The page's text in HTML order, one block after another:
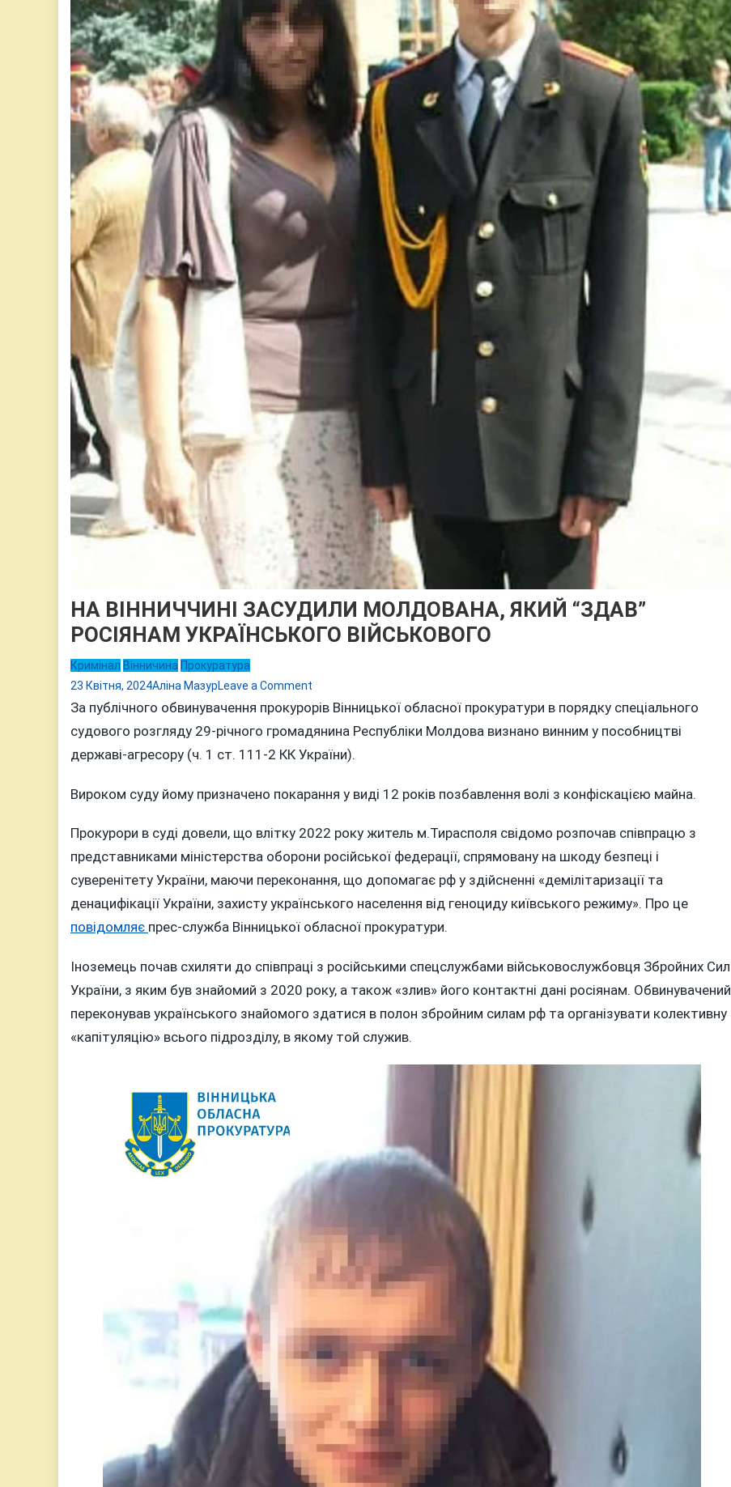
НА ВІННИЧЧИНІ ЗАСУДИЛИ МОЛДОВАНА, ЯКИЙ “ЗДАВ”
РОСІЯНАМ УКРАЇНСЬКОГО ВІЙСЬКОВОГО
Кримінал Вінничина Прокуратура
23 Квітня, 2024Аліна МазурLeave a Comment
НА
ВІННИЧЧИНІ
ЗАСУДИЛИ
МОЛДОВАНА,
РОСІЯНАМ
ВІЙСЬКОВОГО
За публічного обвинувачення прокурорів Вінницької обласної прокуратури в порядку спеціального
судового розгляду 29-річного громадянина Республіки Молдова визнано винним у пособництві
державі-агресору (ч. 1 ст. 111-2 КК України).
Вироком суду йому призначено покарання у виді 12 років позбавлення волі з конфіскацією майна.
Прокурори в суді довели, що влітку 2022 року житель м.Тирасполя свідомо розпочав співпрацю з
представниками міністерства оборони російської федерації, спрямовану на шкоду безпеці і
суверенітету України, маючи переконання, що допомагає рф у здійсненні «демілітаризації та
денацифікації України, захисту українського населення від геноциду київського режиму». Про це
повідомляє прес-служба Вінницької обласної прокуратури.
Іноземець почав схиляти до співпраці з російськими спецслужбами військовослужбовця Збройних Сил
України, з яким був знайомий з 2020 року, а також «злив» його контактні дані росіянам. Обвинувачений
переконував українського знайомого здатися в полон збройним силам рф та організувати колективну
«капітуляцію» всього підрозділу, в якому той служив.